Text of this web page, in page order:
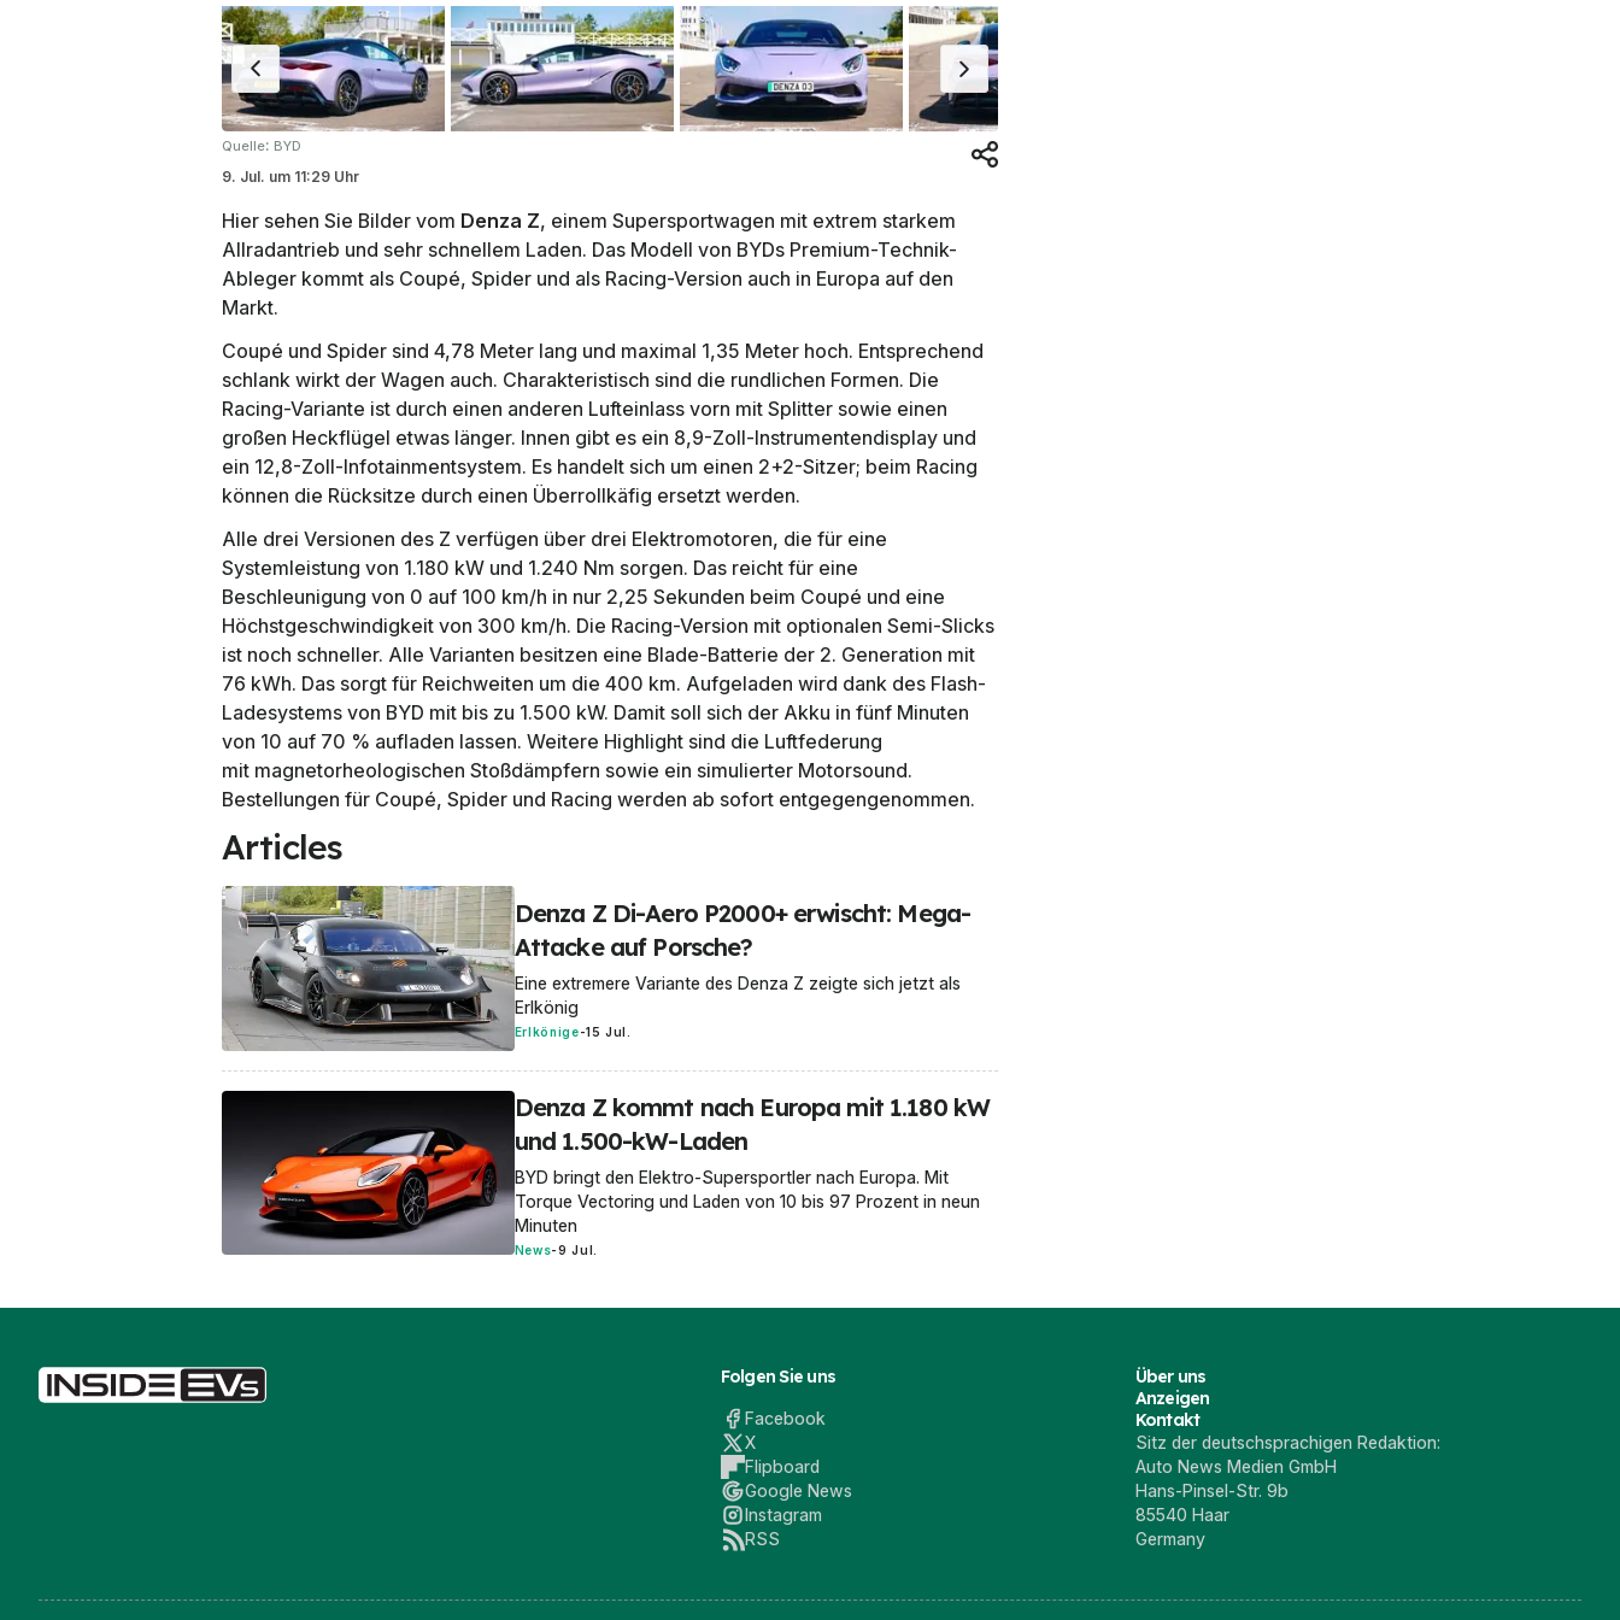
Quelle: BYD
9. Jul. um 11:29 Uhr
Hier sehen Sie Bilder vom Denza Z, einem Supersportwagen mit extrem starkem
Allradantrieb und sehr schnellem Laden. Das Modell von BYDs Premium-Technik-
Ableger kommt als Coupé, Spider und als Racing-Version auch in Europa auf den
Markt.
Coupé und Spider sind 4,78 Meter lang und maximal 1,35 Meter hoch. Entsprechend
schlank wirkt der Wagen auch. Charakteristisch sind die rundlichen Formen. Die
Racing-Variante ist durch einen anderen Lufteinlass vorn mit Splitter sowie einen
großen Heckflügel etwas länger. Innen gibt es ein 8,9-Zoll-Instrumentendisplay und
ein 12,8-Zoll-Infotainmentsystem. Es handelt sich um einen 2+2-Sitzer; beim Racing
können die Rücksitze durch einen Überrollkäfig ersetzt werden.
Alle drei Versionen des Z verfügen über drei Elektromotoren, die für eine
Systemleistung von 1.180 kW und 1.240 Nm sorgen. Das reicht für eine
Beschleunigung von 0 auf 100 km/h in nur 2,25 Sekunden beim Coupé und eine
Höchstgeschwindigkeit von 300 km/h. Die Racing-Version mit optionalen Semi-Slicks
ist noch schneller. Alle Varianten besitzen eine Blade-Batterie der 2. Generation mit
76 kWh. Das sorgt für Reichweiten um die 400 km. Aufgeladen wird dank des Flash-
Ladesystems von BYD mit bis zu 1.500 kW. Damit soll sich der Akku in fünf Minuten
von 10 auf 70 % aufladen lassen. Weitere Highlight sind die Luftfederung
mit magnetorheologischen Stoßdämpfern sowie ein simulierter Motorsound.
Bestellungen für Coupé, Spider und Racing werden ab sofort entgegengenommen.
Articles
Denza Z Di-Aero P2000+ erwischt: Mega-
Attacke auf Porsche?
Eine extremere Variante des Denza Z zeigte sich jetzt als
Erlkönig
Erlkönige-15 Jul.
Denza Z kommt nach Europa mit 1.180 kW
und 1.500-kW-Laden
BYD bringt den Elektro-Supersportler nach Europa. Mit
Torque Vectoring und Laden von 10 bis 97 Prozent in neun
Minuten
News-9 Jul.
Folgen Sie uns
Facebook
X
Flipboard
Google News
Instagram
RSS
Über uns
Anzeigen
Kontakt
Sitz der deutschsprachigen Redaktion:
Auto News Medien GmbH
Hans-Pinsel-Str. 9b
85540 Haar
Germany